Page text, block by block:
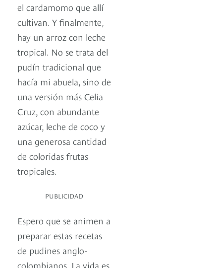
el cardamomo que allí
cultivan. Y finalmente,
hay un arroz con leche
tropical. No se trata del
pudín tradicional que
hacía mi abuela, sino de
una versión más Celia
Cruz, con abundante
azúcar, leche de coco y
una generosa cantidad
de coloridas frutas
tropicales.
PUBLICIDAD
Espero que se animen a
preparar estas recetas
de pudines anglo-
colombianos. La vida es